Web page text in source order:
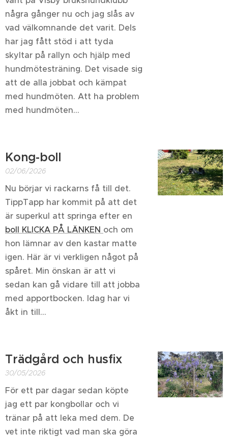
några gånger nu och jag slås av
vad välkomnande det varit. Dels
har jag fått stöd i att tyda
skyltar på rallyn och hjälp med
hundmötesträning. Det visade sig
att de alla jobbat och kämpat
med hundmöten. Att ha problem
med hundmöten...
Kong-boll
02/06/2026
Nu börjar vi rackarns få till det.
TippTapp har kommit på att det
är superkul att springa efter en
boll KLICKA PÅ LÄNKEN och om
hon lämnar av den kastar matte
igen. Här är vi verkligen något på
spåret. Min önskan är att vi
sedan kan gå vidare till att jobba
med apportbocken. Idag har vi
åkt in till...
Trädgård och husfix
30/05/2026
För ett par dagar sedan köpte
jag ett par kongbollar och vi
tränar på att leka med dem. De
vet inte riktigt vad man ska göra